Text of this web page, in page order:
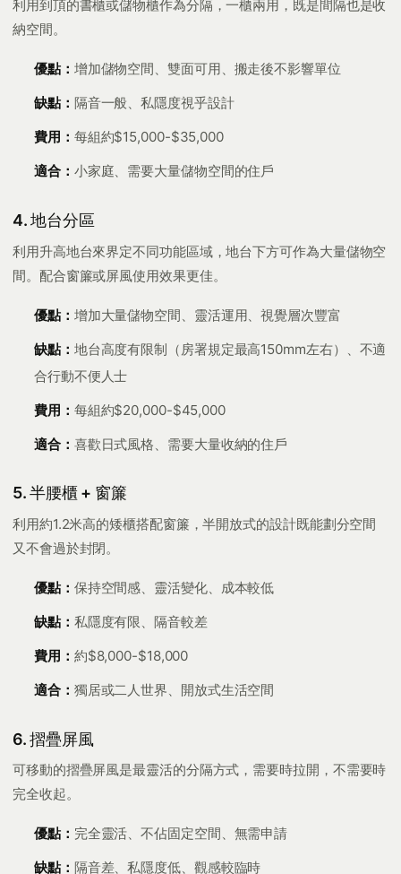
利用到頂的書櫃或儲物櫃作為分隔，一櫃兩用，既是間隔也是收
納空間。
優點： 增加儲物空間、雙面可用、搬走後不影響單位
缺點： 隔音一般、私隱度視乎設計
費用： 每組約$15,000-$35,000
適合： 小家庭、需要大量儲物空間的住戶
4. 地台分區
利用升高地台來界定不同功能區域，地台下方可作為大量儲物空
間。配合窗簾或屏風使用效果更佳。
優點： 增加大量儲物空間、靈活運用、視覺層次豐富
缺點： 地台高度有限制（房署規定最高150mm左右）、不適
合行動不便人士
費用： 每組約$20,000-$45,000
適合： 喜歡日式風格、需要大量收納的住戶
5. 半腰櫃 + 窗簾
利用約1.2米高的矮櫃搭配窗簾，半開放式的設計既能劃分空間
又不會過於封閉。
優點： 保持空間感、靈活變化、成本較低
缺點： 私隱度有限、隔音較差
費用： 約$8,000-$18,000
適合： 獨居或二人世界、開放式生活空間
6. 摺疊屏風
可移動的摺疊屏風是最靈活的分隔方式，需要時拉開，不需要時
完全收起。
優點： 完全靈活、不佔固定空間、無需申請
缺點： 隔音差、私隱度低、觀感較臨時